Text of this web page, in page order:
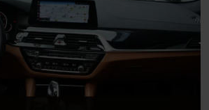
Lees verder